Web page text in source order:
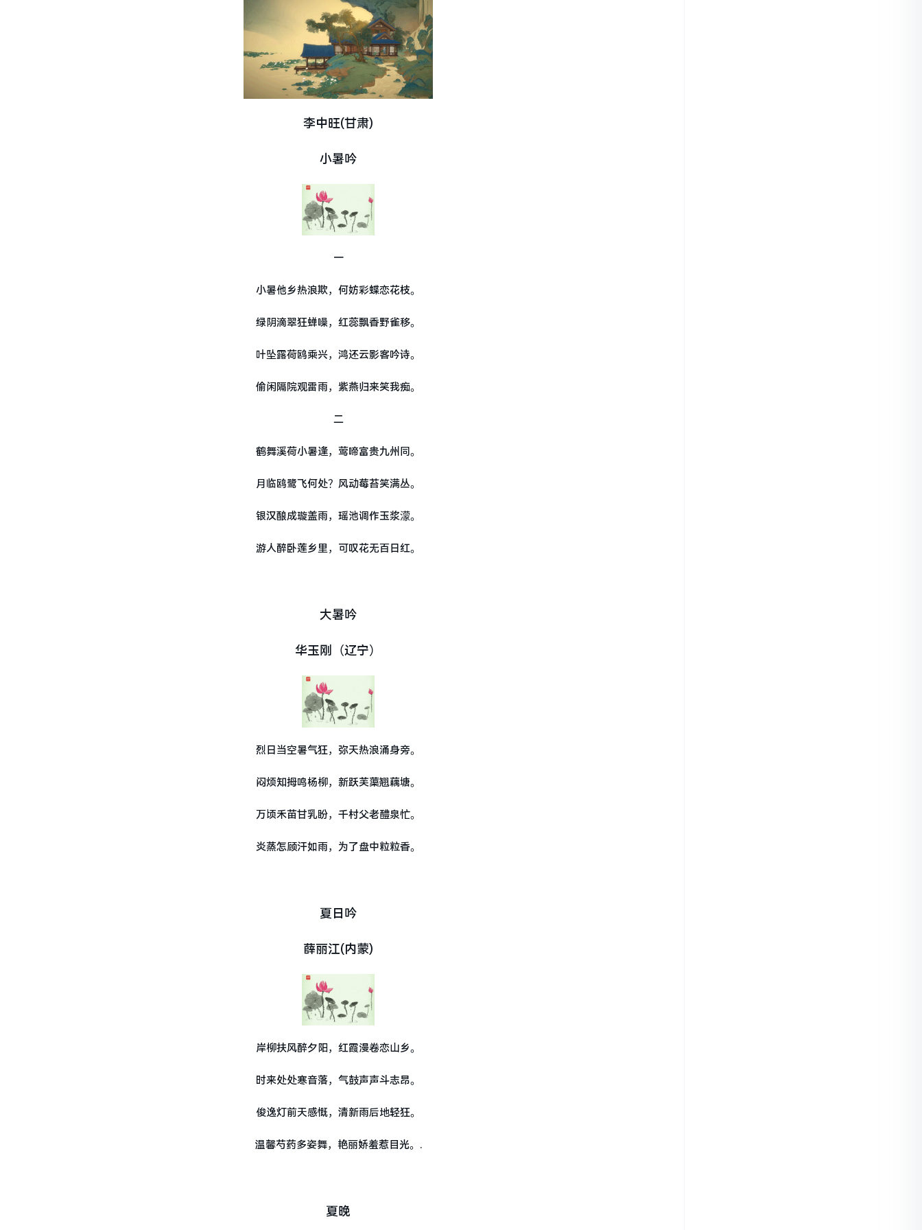
李中旺(甘肃)
小暑吟
一
小暑他乡热浪欺，何妨彩蝶恋花枝。
绿阴滴翠狂蝉噪，红蕊飘香野雀移。
叶坠露荷鸥乘兴，鸿还云影客吟诗。
偷闲隔院观雷雨，紫燕归来笑我痴。
二
鹤舞溪荷小暑逢，莺啼富贵九州同。
月临鸥鹭飞何处？风动莓苔笑满丛。
银汉酿成璇盖雨，瑶池调作玉浆濛。
游人醉卧莲乡里，可叹花无百日红。
大暑吟
华玉刚（辽宁）
烈日当空暑气狂，弥天热浪涌身旁。
闷烦知拇鸣杨柳，新跃芙蕖翘藕塘。
万顷禾苗甘乳盼，千村父老醴泉忙。
炎蒸怎顾汗如雨，为了盘中粒粒香。
夏日吟
薛丽江(内蒙)
岸柳扶风醉夕阳，红霞漫卷恋山乡。
时来处处寒音落，气鼓声声斗志昂。
俊逸灯前天感慨，清新雨后地轻狂。
温馨芍药多姿舞，艳丽娇羞惹目光。.
夏晚